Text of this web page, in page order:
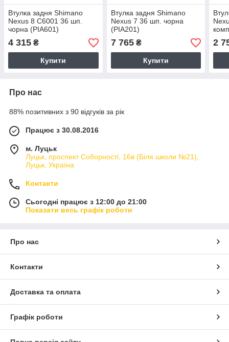
Втулка задня Shimano
Nexus 8 C6001 36 шп.
чорна (PIA601)
4 315 ₴
Купити
Втулка задня Shimano
Nexus 7 36 шп. чорна
(PIA201)
7 765₴
Купити
2
Про нас
88% позитивних з 90 відгуків за рік
Працює з 30.08.2016
м. Луцьк
Луцьк, проспект Соборності, 16в (Біля школи №21),
Луцьк, Україна
Контакти
Сьогодні працює з 12:00 до 21:00
Показати весь графік роботи
Про нас
Контакти
Доставка та оплата
Графік роботи